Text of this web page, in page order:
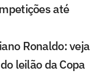
até
Ronaldo: veja
leilão da Copa